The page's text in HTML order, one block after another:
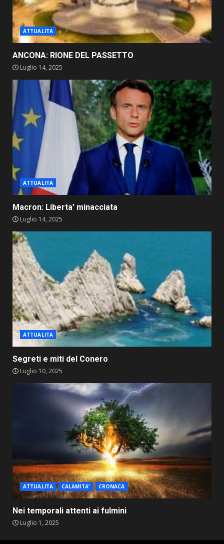
ATTUALITA
ANCONA: RIONE DEL PASSETTO
Luglio 14, 2025
ATTUALITA
Macron: Liberta’ minacciata
Luglio 14, 2025
ATTUALITA
Segreti e miti del Conero
Luglio 10, 2025
ATTUALITA CALAMITA' CRONACA
Nei temporali attenti ai fulmini
Luglio 1, 2025